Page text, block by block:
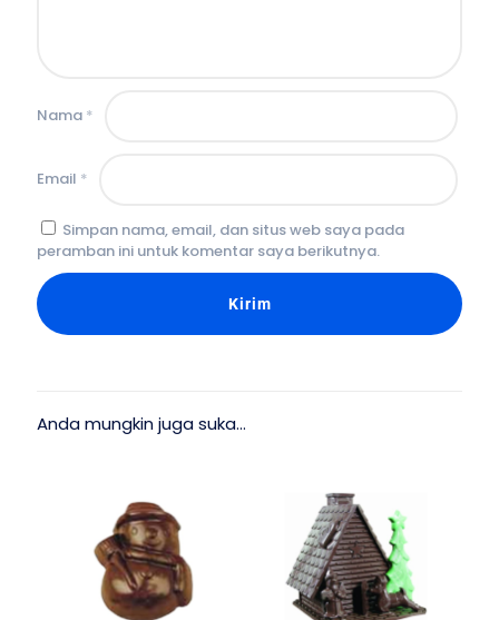
Nama *
Email *
Simpan nama, email, dan situs web saya pada
peramban ini untuk komentar saya berikutnya.
Anda mungkin juga suka…